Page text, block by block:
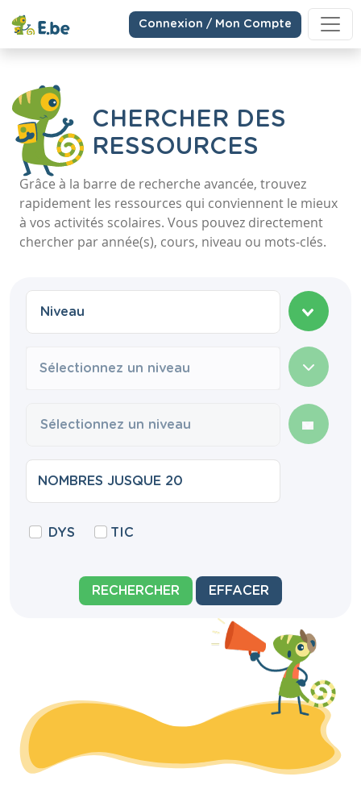
Connexion / Mon Compte
CHERCHER DES
RESSOURCES
Grâce à la barre de recherche avancée, trouvez
rapidement les ressources qui conviennent le mieux
à vos activités scolaires. Vous pouvez directement
chercher par année(s), cours, niveau ou mots-clés.
Sélectionnez un niveau
DYS TIC
RECHERCHER EFFACER